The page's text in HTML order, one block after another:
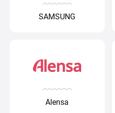
SAMSUNG
Alensa